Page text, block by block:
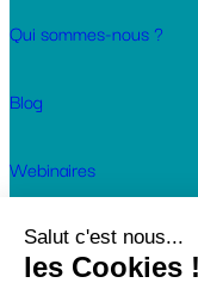
Qui sommes-nous ?
Blog
Webinaires
Cas clients